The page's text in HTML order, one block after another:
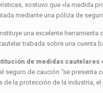
sostuvo que «la medida
mediante una póliza de
una excelente
trabada sobre una cuenta
de medidas
seguro de caución “se
la protección de la industria,